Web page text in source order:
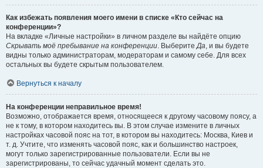
Как избежать появления моего имени в списке «Кто сейчас на
конференции»?
На вкладке «Личные настройки» в личном разделе вы найдёте опцию
Скрывать моё пребывание на конференции. ВыберитеДа, и вы будете
видны только администраторам, модераторам и самому себе. Для всех
остальных вы будете скрытым пользователем.
Вернуться к началу
На конференции неправильное время!
Возможно, отображается время, относящееся к другому часовому поясу, а
не к тому, в котором находитесь вы. В этом случае измените в личных
настройках часовой пояс на тот, в котором вы находитесь: Москва, Киев и
т. д. Учтите, что изменять часовой пояс, как и большинство настроек,
могут только зарегистрированные пользователи. Если вы не
зарегистрированы, то сейчас удачный момент сделать это.